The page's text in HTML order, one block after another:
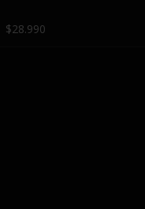
$28.990